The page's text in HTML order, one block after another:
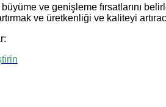
ve genişleme fırsatlarını
ve üretkenliği ve kaliteyi